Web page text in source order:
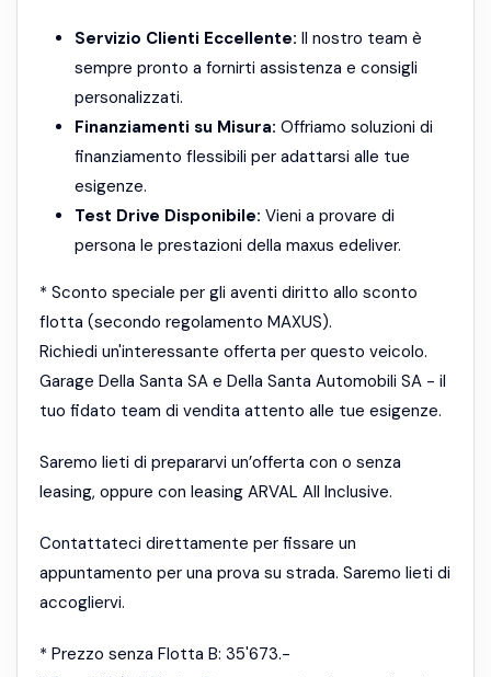
Servizio Clienti Eccellente: Il nostro team è
sempre pronto a fornirti assistenza e consigli
personalizzati.
Finanziamenti su Misura: Offriamo soluzioni di
finanziamento flessibili per adattarsi alle tue
esigenze.
Test Drive Disponibile: Vieni a provare di
persona le prestazioni della maxus edeliver.
* Sconto speciale per gli aventi diritto allo sconto
flotta (secondo regolamento MAXUS).
Richiedi un'interessante offerta per questo veicolo.
Garage Della Santa SA e Della Santa Automobili SA - il
tuo fidato team di vendita attento alle tue esigenze.
Saremo lieti di prepararvi un’offerta con o senza
leasing, oppure con leasing ARVAL All Inclusive.
Contattateci direttamente per fissare un
appuntamento per una prova su strada. Saremo lieti di
accogliervi.
* Prezzo senza Flotta B: 35'673.-